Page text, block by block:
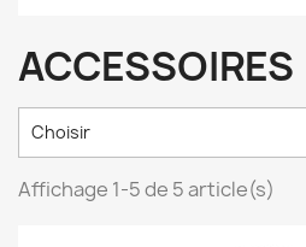
ACCESSOIRES
Choisir
Affichage 1-5 de 5 article(s)